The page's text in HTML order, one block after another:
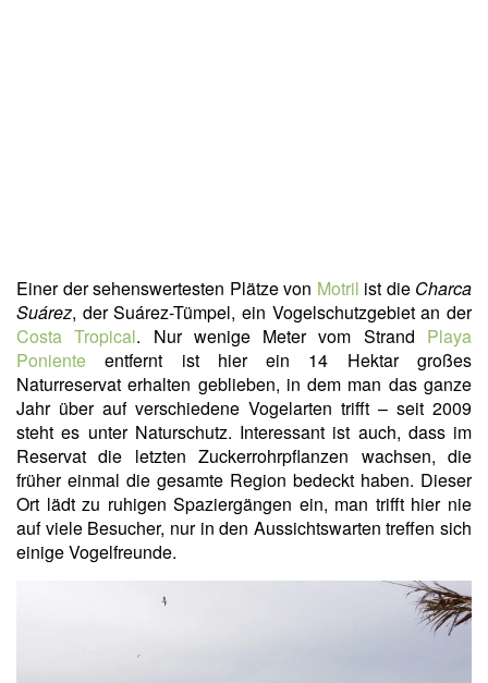
Einer der sehenswertesten Plätze von Motril ist die Charca
Suárez, der Suárez-Tümpel, ein Vogelschutzgebiet an der
Costa Tropical. Nur wenige Meter vom Strand Playa
Poniente entfernt ist hier ein 14 Hektar großes
Naturreservat erhalten geblieben, in dem man das ganze
Jahr über auf verschiedene Vogelarten trifft – seit 2009
steht es unter Naturschutz. Interessant ist auch, dass im
Reservat die letzten Zuckerrohrpflanzen wachsen, die
früher einmal die gesamte Region bedeckt haben. Dieser
Ort lädt zu ruhigen Spaziergängen ein, man trifft hier nie
auf viele Besucher, nur in den Aussichtswarten treffen sich
einige Vogelfreunde.